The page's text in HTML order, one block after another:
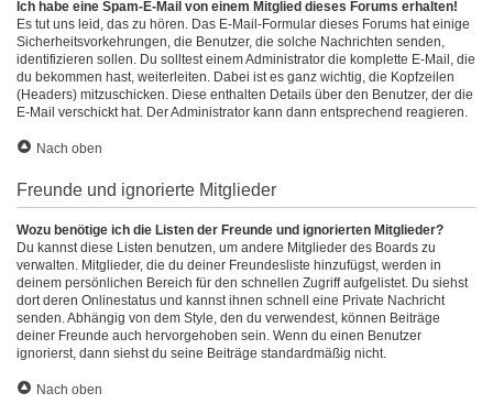
Ich habe eine Spam-E-Mail von einem Mitglied dieses Forums erhalten!
Es tut uns leid, das zu hören. Das E-Mail-Formular dieses Forums hat einige
Sicherheitsvorkehrungen, die Benutzer, die solche Nachrichten senden,
identifizieren sollen. Du solltest einem Administrator die komplette E-Mail, die
du bekommen hast, weiterleiten. Dabei ist es ganz wichtig, die Kopfzeilen
(Headers) mitzuschicken. Diese enthalten Details über den Benutzer, der die
E-Mail verschickt hat. Der Administrator kann dann entsprechend reagieren.
Nach oben
Freunde und ignorierte Mitglieder
Wozu benötige ich die Listen der Freunde und ignorierten Mitglieder?
Du kannst diese Listen benutzen, um andere Mitglieder des Boards zu
verwalten. Mitglieder, die du deiner Freundesliste hinzufügst, werden in
deinem persönlichen Bereich für den schnellen Zugriff aufgelistet. Du siehst
dort deren Onlinestatus und kannst ihnen schnell eine Private Nachricht
senden. Abhängig von dem Style, den du verwendest, können Beiträge
deiner Freunde auch hervorgehoben sein. Wenn du einen Benutzer
ignorierst, dann siehst du seine Beiträge standardmäßig nicht.
Nach oben